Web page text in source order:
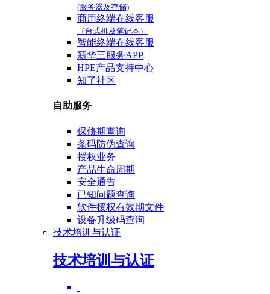
(服务器及存储)
商用终端在线客服
（台式机及笔记本）
智能终端在线客服
新华三服务APP
HPE产品支持中心
知了社区
自助服务
保修期查询
条码防伪查询
授权业务
产品生命周期
安全通告
已知问题查询
软件授权有效期文件
设备升级码查询
技术培训与认证
技术培训与认证